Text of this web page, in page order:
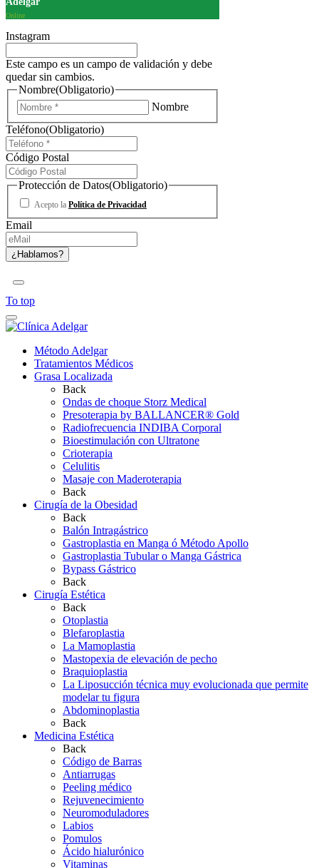
Online
Instagram
Este campo es un campo de validación y debe
quedar sin cambios.
Nombre(Obligatorio)
Nombre
Teléfono(Obligatorio)
Código Postal
Protección de Datos(Obligatorio)
Acepto la Política de Privacidad
Email
To top
Método Adelgar
Tratamientos Médicos
Grasa Localizada
Back
Ondas de choque Storz Medical
Presoterapia by BALLANCER® Gold
Radiofrecuencia INDIBA Corporal
Bioestimulación con Ultratone
Crioterapia
Celulitis
Masaje con Maderoterapia
Back
Cirugía de la Obesidad
Back
Balón Intragástrico
Gastroplastia en Manga ó Método Apollo
Gastroplastia Tubular o Manga Gástrica
Bypass Gástrico
Back
Cirugía Estética
Back
Otoplastia
Blefaroplastia
La Mamoplastia
Mastopexia de elevación de pecho
Braquioplastia
La Liposucción técnica muy evolucionada que permite
modelar tu figura
Abdominoplastia
Back
Medicina Estética
Back
Código de Barras
Antiarrugas
Peeling médico
Rejuvenecimiento
Neuromoduladores
Labios
Pomulos
Ácido hialurónico
Vitaminas